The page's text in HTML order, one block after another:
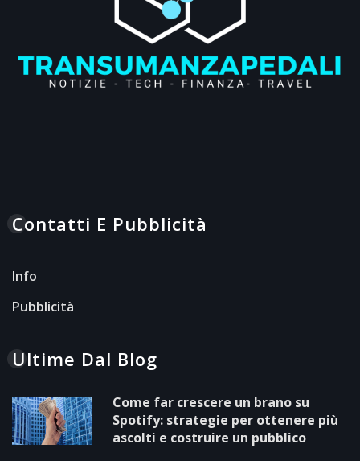
Contatti E Pubblicità
Info
Pubblicità
Ultime Dal Blog
Come far crescere un brano su
Spotify: strategie per ottenere più
ascolti e costruire un pubblico